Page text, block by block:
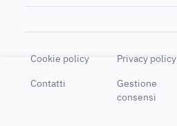
Cookie policy Privacy policy
Contatti
Gestione
consensi